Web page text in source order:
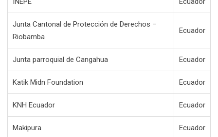
Junta Cantonal de Protección de Derechos –
Riobamba
Ecuador
Junta parroquial de Cangahua Ecuador
Katik Midn Foundation Ecuador
KNH Ecuador Ecuador
Makipura Ecuador